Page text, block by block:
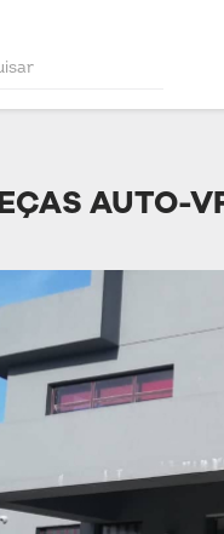
AUTO-